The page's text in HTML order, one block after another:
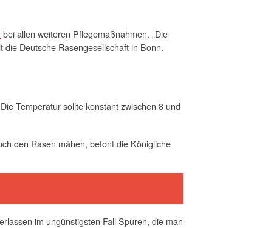
bei allen weiteren Pflegemaßnahmen. „Die
Deutsche Rasengesellschaft in Bonn.
Temperatur sollte konstant zwischen 8 und
den Rasen mähen, betont die Königliche
im ungünstigsten Fall Spuren, die man